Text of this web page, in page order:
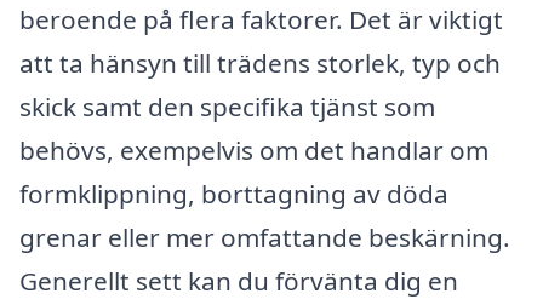
beroende på flera faktorer. Det är viktigt
att ta hänsyn till trädens storlek, typ och
skick samt den specifika tjänst som
behövs, exempelvis om det handlar om
formklippning, borttagning av döda
grenar eller mer omfattande beskärning.
Generellt sett kan du förvänta dig en